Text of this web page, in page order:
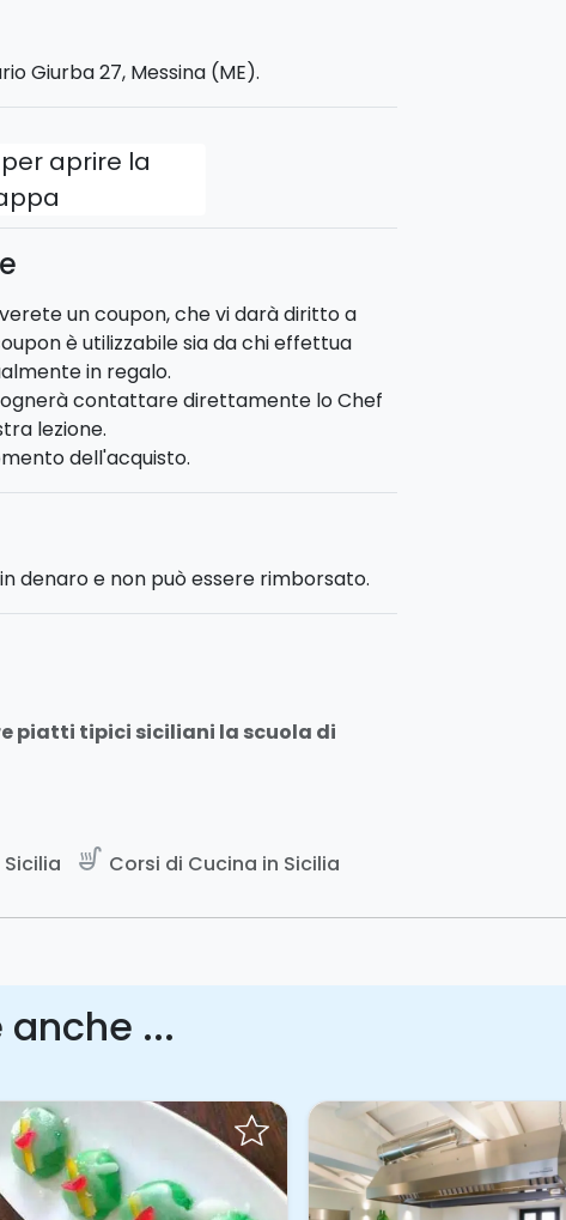
Giurba 27, Messina (ME).
aprire la
un coupon, che vi darà diritto a
è utilizzabile sia da chi effettua
in regalo.
contattare direttamente lo Chef
lezione.
dell'acquisto.
denaro e non può essere rimborsato.
piatti tipici siciliani la scuola di
soup_kitchen Corsi di Cucina in Sicilia
...